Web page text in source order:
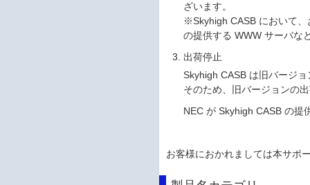
ざいます。
※Skyhigh CASB において
の提供する WWW サーバな
出荷停止
Skyhigh CASB は旧バージ
そのため、旧バージョンの
NEC が Skyhigh CASB の提
お客様におかれましては本サポ